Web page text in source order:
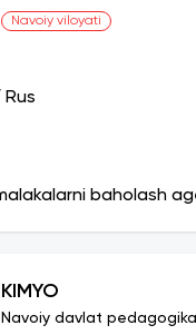
Navoiy viloyati
Rus
baholash
KIMYO
Navoiy davlat